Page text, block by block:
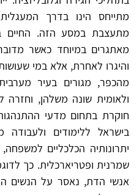
מתייחס הינו בדרך
מתעצבת במסע הזה. החיים
מאתגרים במיוחד כאשר
והיגרו לאחרת, אלא במי
מהכפר, מגורים בעיר
ולאומית שונה משלהן,
חוקרת בתחום מדעי
בישראל ללימודים
יתרונותיה הכלכליים
שמרנית ופטריארכלית. כך
אנשי הדת, נאסר על הנשים